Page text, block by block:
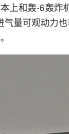
上和轰-6轰炸
量可观动力